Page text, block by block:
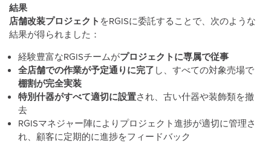
結果
店舗改装プロジェクト をRGISに委託することで、次のような
結果が得られました：
経験豊富なRGISチームがプロジェクトに専属で従事
全店舗での作業が予定通りに完了し、すべての対象売場で
棚割が完全実装
特別什器がすべて適切に設置され、古い什器や装飾類を撤
去
RGISマネジャー陣によりプロジェクト進捗が適切に管理さ
れ、顧客に定期的に進捗をフィードバック